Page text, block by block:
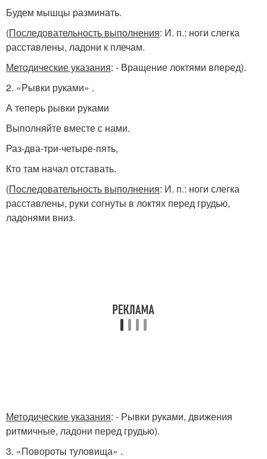
Будем мышцы разминать.
(Последовательность выполнения: И. п.: ноги слегка
расставлены, ладони к плечам.
Методические указания: - Вращение локтями вперед).
2. «Рывки руками» .
А теперь рывки руками
Выполняйте вместе с нами.
Раз-два-три-четыре-пять,
Кто там начал отставать.
(Последовательность выполнения: И. п.: ноги слегка
расставлены, руки согнуты в локтях перед грудью,
ладонями вниз.
Методические указания: - Рывки руками, движения
ритмичные, ладони перед грудью).
3. «Повороты туловища» .